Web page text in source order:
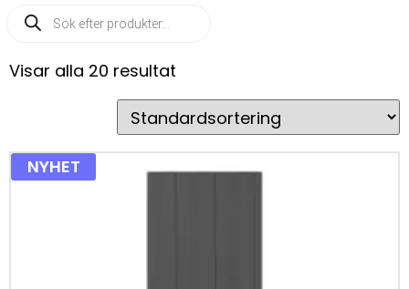
Visar alla 20 resultat
NYHET